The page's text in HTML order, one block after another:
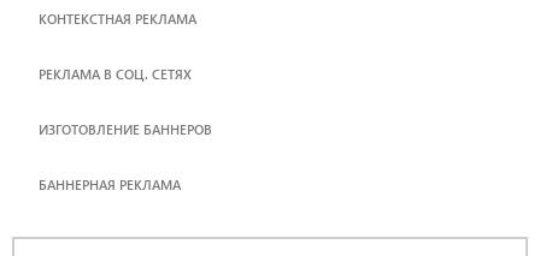
КОНТЕКСТНАЯ РЕКЛАМА
РЕКЛАМА В СОЦ. СЕТЯХ
ИЗГОТОВЛЕНИЕ БАННЕРОВ
БАННЕРНАЯ РЕКЛАМА